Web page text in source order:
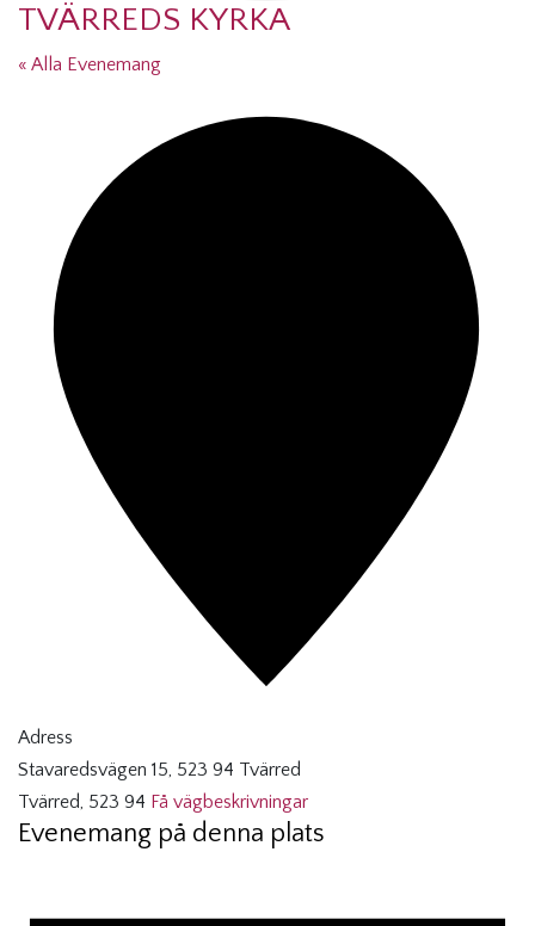
TVÄRREDS KYRKA
« Alla Evenemang
Adress
Stavaredsvägen 15, 523 94 Tvärred
Tvärred, 523 94 Få vägbeskrivningar
Evenemang på denna plats